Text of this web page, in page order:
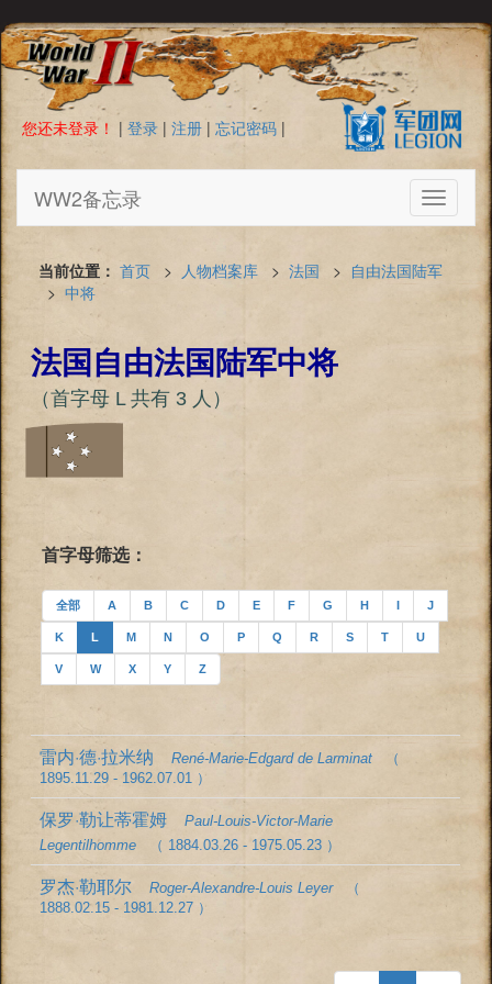
您还未登录！ | 登录 | 注册 | 忘记密码 |
Toggle
WW2备忘录
当前位置： 首页 > 人物档案库 > 法国 > 自由法国陆军
> 中将
法国自由法国陆军中将
（首字母 L 共有 3 人）
首字母筛选：
全部 A B C D E F G H I J
K L M N O P Q R S T U
V W X Y Z
雷内·德·拉米纳René-Marie-Edgard de Larminat
（
1895.11.29 - 1962.07.01 ）
保罗·勒让蒂霍姆Paul-Louis-Victor-Marie
Legentilhomme
（ 1884.03.26 - 1975.05.23 ）
罗杰·勒耶尔Roger-Alexandre-Louis Leyer
（
1888.02.15 - 1981.12.27 ）